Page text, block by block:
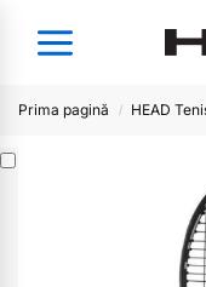
Prima pagină / HEAD